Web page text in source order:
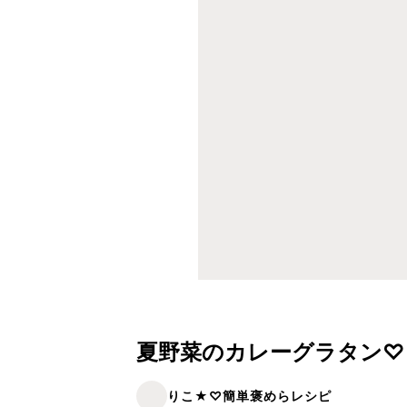
夏野菜のカレーグラタン♡
りこ★♡簡単褒めらレシピ